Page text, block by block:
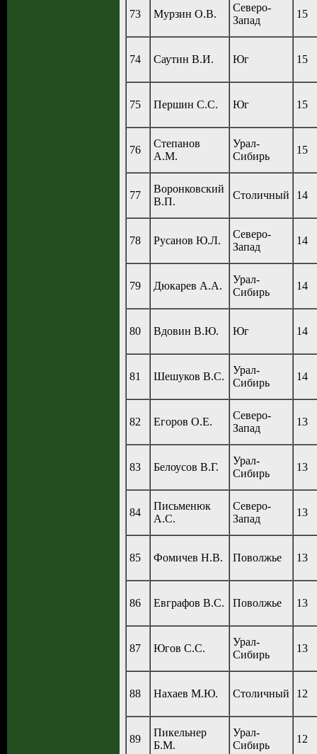
73 Мурзин О.В.
Северо-
Запад
15
74 Саутин В.И. Юг 15
75 Першин С.С. Юг 15
76
Степанов
А.М.
Урал-
Сибирь
15
77
Воронковский
В.П.
Столичный 14
78 Русанов Ю.Л.
Северо-
Запад
14
79 Дюкарев А.А.
Урал-
Сибирь
14
80 Вдовин В.Ю. Юг 14
81 Шешуков В.С.
Урал-
Сибирь
14
82 Егоров О.Е.
Северо-
Запад
13
83 Белоусов В.Г.
Урал-
Сибирь
13
84
Письменюк
А.С.
Северо-
Запад
13
85 Фомичев Н.В. Поволжье 13
86 Евграфов В.С. Поволжье 13
87 Югов С.С.
Урал-
Сибирь
13
88 Нахаев М.Ю. Столичный 12
89
Пикельнер
Б.М.
Урал-
Сибирь
12